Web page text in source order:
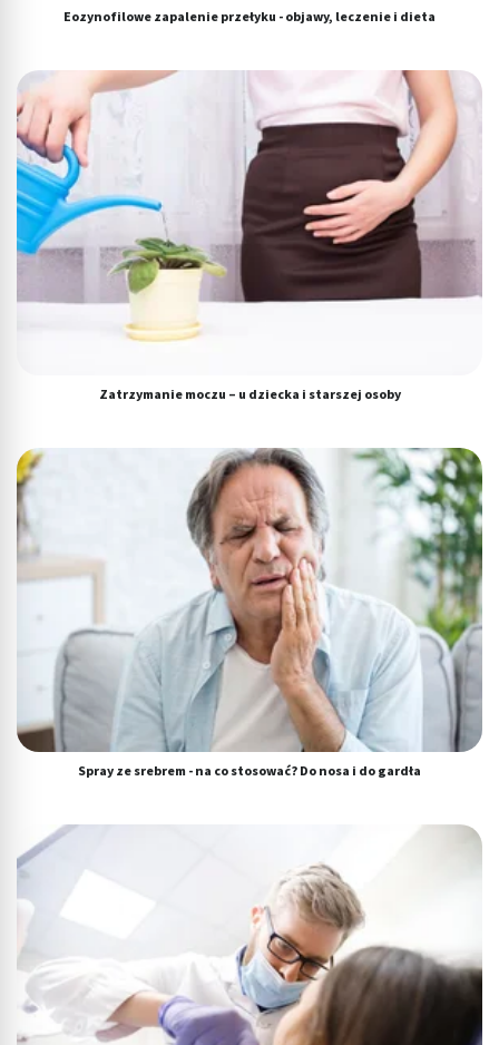
Eozynofilowe zapalenie przełyku - objawy, leczenie i dieta
Zatrzymanie moczu – u dziecka i starszej osoby
Spray ze srebrem - na co stosować? Do nosa i do gardła